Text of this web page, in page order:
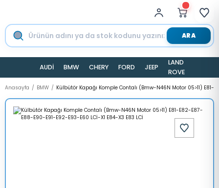
ARA
AUDİ BMW CHERY FORD JEEP
LAND
ROVER
Anasayfa BMW Külbütör Kapağı Komple Contalı (Bmw-N46N Motor 05>11) E81-